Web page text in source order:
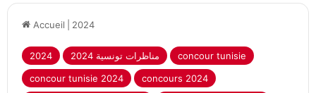
Accueil 2024
2024 2024 مناظرات تونسية
concour tunisie
concour tunisie 2024
concours 2024